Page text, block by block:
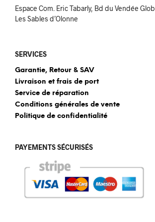
Espace Com. Eric Tabarly, Bd du Vendée
Les Sables d’Olonne
SERVICES
Garantie, Retour & SAV
Livraison et frais de port
Service de réparation
Conditions générales de vente
Politique de confidentialité
PAYEMENTS SÉCURISÉS